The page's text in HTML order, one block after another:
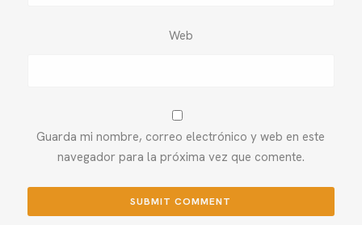
Web
Guarda mi nombre, correo electrónico y web en este
navegador para la próxima vez que comente.